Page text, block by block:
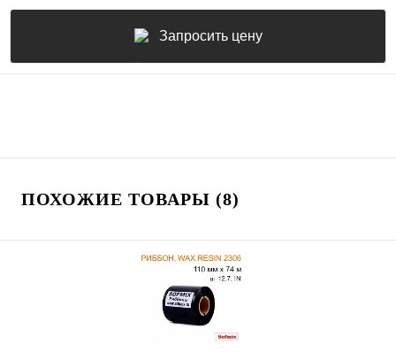
Запросить цену
ПОХОЖИЕ ТОВАРЫ (8)